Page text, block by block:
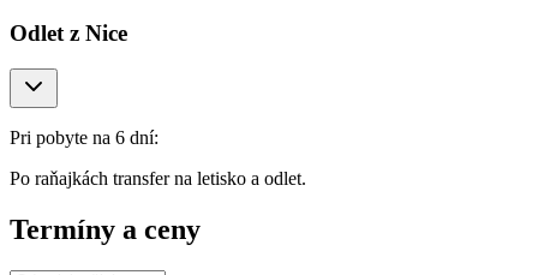
Odlet z Nice
Pri pobyte na 6 dní:
Po raňajkách transfer na letisko a odlet.
Termíny a ceny